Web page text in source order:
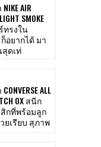
AIR
SMOKE
ทรงใน
อยากได้ มา
ดเท่
ALL
OX สนีก
กที่พร้อมลูก
ยเรียบ สุภาพ